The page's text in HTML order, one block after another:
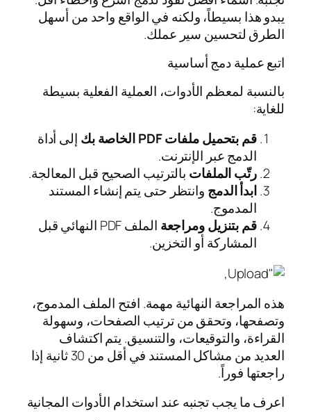
يبدو هذا بسيطاً، ولكنه في الواقع واحد من أسهل
الطرق لتحسين سير عملك.
اتبع عملية دمج أساسية
بالنسبة لمعظم الأدوات، العملية الفعلية بسيطة
للغاية:
قم بتحميل ملفات PDF الخاصة بك
إلى أداة
الدمج عبر الإنترنت.
رتّب الملفات بالترتيب الصحيح قبل المعالجة.
ابدأ الدمج وانتظر حتى يتم إنشاء المستند
المدموج.
قم بتنزيل ومراجعة
الملف PDF النهائي قبل
المشاركة أو التخزين.
هذه المراجعة النهائية مهمة. افتح الملف المدموج،
وتصفحها، وتحقق من ترتيب الصفحات، وسهولة
القراءة، والتوقيعات، والتنسيق. يتم اكتشاف
العديد من مشاكل المستند في أقل من 30 ثانية إذا
راجعتها فوراً.
اعرف ما يجب تجنبه عند استخدام الأدوات المجانية